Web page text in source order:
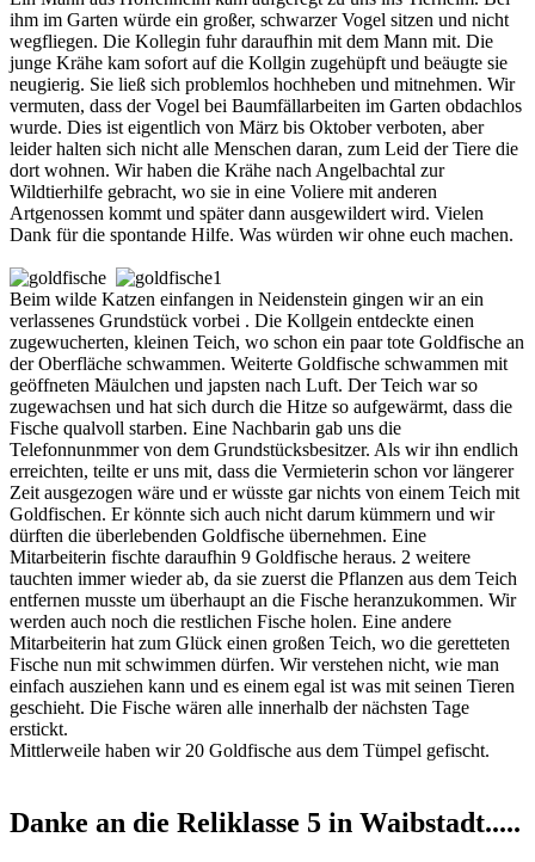
ihm im Garten würde ein großer, schwarzer Vogel sitzen und nicht
wegfliegen. Die Kollegin fuhr daraufhin mit dem Mann mit. Die
junge Krähe kam sofort auf die Kollgin zugehüpft und beäugte sie
neugierig. Sie ließ sich problemlos hochheben und mitnehmen. Wir
vermuten, dass der Vogel bei Baumfällarbeiten im Garten obdachlos
wurde. Dies ist eigentlich von März bis Oktober verboten, aber
leider halten sich nicht alle Menschen daran, zum Leid der Tiere die
dort wohnen. Wir haben die Krähe nach Angelbachtal zur
Wildtierhilfe gebracht, wo sie in eine Voliere mit anderen
Artgenossen kommt und später dann ausgewildert wird. Vielen
Dank für die spontande Hilfe. Was würden wir ohne euch machen.
Beim wilde Katzen einfangen in Neidenstein gingen wir an ein
verlassenes Grundstück vorbei . Die Kollgein entdeckte einen
zugewucherten, kleinen Teich, wo schon ein paar tote Goldfische an
der Oberfläche schwammen. Weiterte Goldfische schwammen mit
geöffneten Mäulchen und japsten nach Luft. Der Teich war so
zugewachsen und hat sich durch die Hitze so aufgewärmt, dass die
Fische qualvoll starben. Eine Nachbarin gab uns die
Telefonnunmmer von dem Grundstücksbesitzer. Als wir ihn endlich
erreichten, teilte er uns mit, dass die Vermieterin schon vor längerer
Zeit ausgezogen wäre und er wüsste gar nichts von einem Teich mit
Goldfischen. Er könnte sich auch nicht darum kümmern und wir
dürften die überlebenden Goldfische übernehmen. Eine
Mitarbeiterin fischte daraufhin 9 Goldfische heraus. 2 weitere
tauchten immer wieder ab, da sie zuerst die Pflanzen aus dem Teich
entfernen musste um überhaupt an die Fische heranzukommen. Wir
werden auch noch die restlichen Fische holen. Eine andere
Mitarbeiterin hat zum Glück einen großen Teich, wo die geretteten
Fische nun mit schwimmen dürfen. Wir verstehen nicht, wie man
einfach ausziehen kann und es einem egal ist was mit seinen Tieren
geschieht. Die Fische wären alle innerhalb der nächsten Tage
erstickt.
Mittlerweile haben wir 20 Goldfische aus dem Tümpel gefischt.
Danke an die Reliklasse 5 in Waibstadt.....